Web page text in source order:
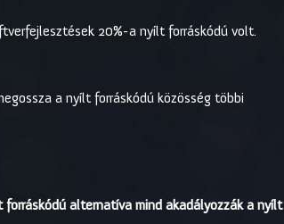
20%-a nyílt forráskódú volt.
a nyílt forráskódú közösség többi
alternatíva mind akadályozzák a nyílt